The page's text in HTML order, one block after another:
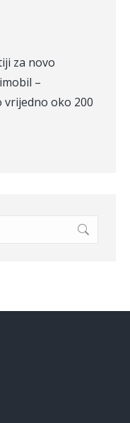
za novo
–
oko 200